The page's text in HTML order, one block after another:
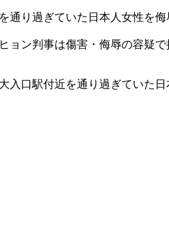
通り過ぎていた日本人女性を
ョン判事は傷害・侮辱の容疑
入口駅付近を通り過ぎていた